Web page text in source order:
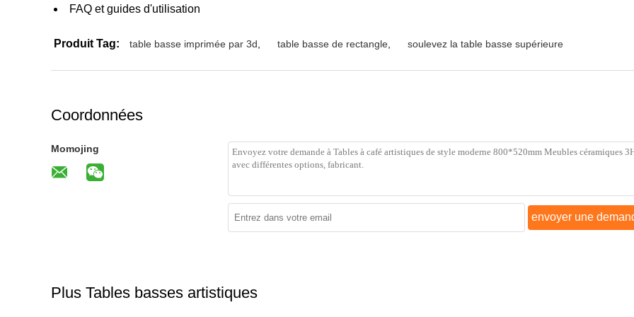
FAQ et guides d'utilisation
Produit Tag: table basse imprimée par 3d table basse de rectangle soulevez la table basse supérieure
Coordonnées
Momojing
envoyer une
Plus Tables basses artistiques